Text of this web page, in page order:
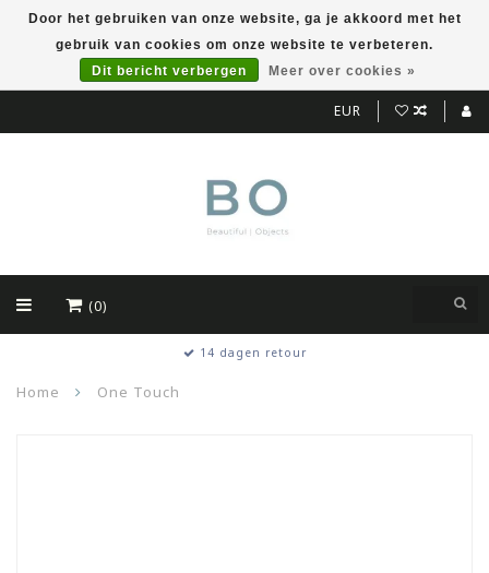
EUR
(0)
14 dagen retour
Home One Touch
Door het gebruiken van onze website, ga je akkoord met het
gebruik van cookies om onze website te verbeteren.
Dit bericht verbergen
Meer over cookies »